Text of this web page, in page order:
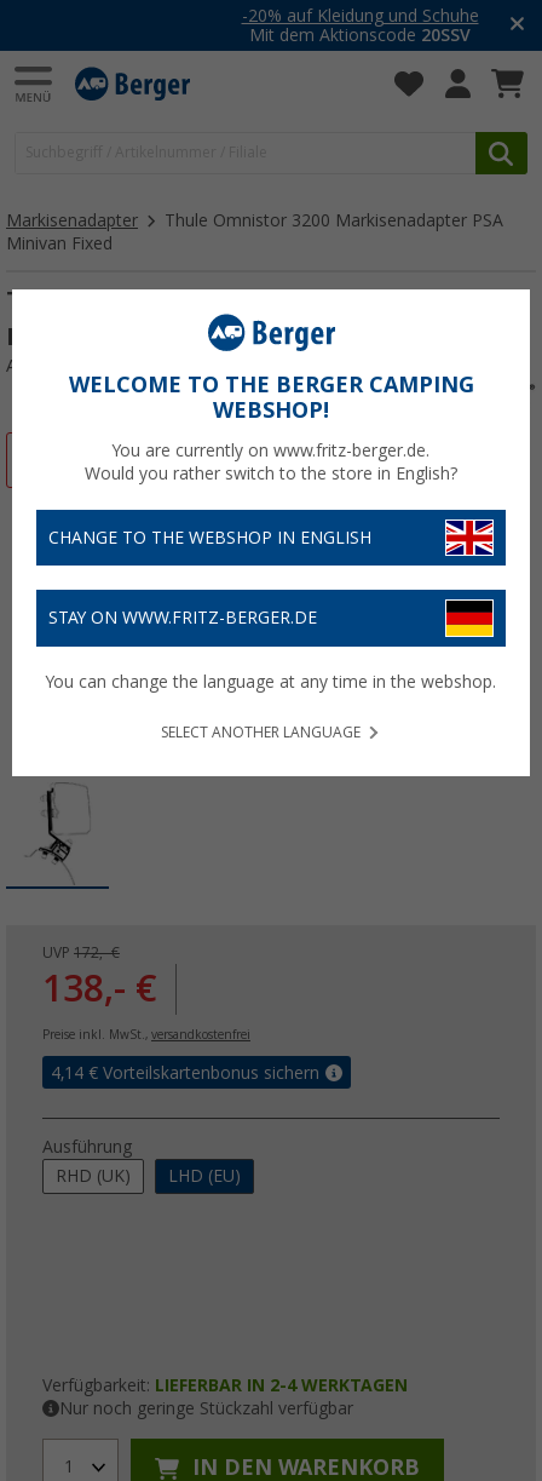
-20% auf Kleidung und Schuhe
Mit dem Aktionscode20SSV
Markisenadapter
Thule Omnistor 3200 Markisenadapter PSA
Minivan Fixed
Thule Omnistor 3200 Markisenadapter
PSA Minivan Fixed LHD
Art.-Nr.: 308690
UVP 172,- €
138,- €
Preise inkl. MwSt., versandkostenfrei
4,14 € Vorteilskartenbonus sichern
Ausführung
RHD (UK)
LHD (EU)
Verfügbarkeit: LIEFERBAR IN 2-4 WERKTAGEN
Nur noch geringe Stückzahl verfügbar
1 IN DEN WARENKORB
WELCOME TO THE BERGER CAMPING
WEBSHOP!
You are currently on www.fritz-berger.de.
Would you rather switch to the store in English?
CHANGE TO THE WEBSHOP IN ENGLISH
STAY ON WWW.FRITZ-BERGER.DE
You can change the language at any time in the webshop.
SELECT ANOTHER LANGUAGE